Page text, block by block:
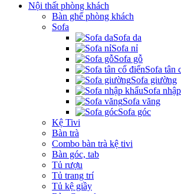
Nội thất phòng khách
Bàn ghế phòng khách
Sofa
Sofa da
Sofa nỉ
Sofa gỗ
Sofa tân
Sofa giường
Sofa
Sofa văng
Sofa góc
Kệ Tivi
Bàn trà
Combo bàn trà kệ tivi
Bàn góc, tab
Tủ rượu
Tủ trang trí
Tủ kệ giầy